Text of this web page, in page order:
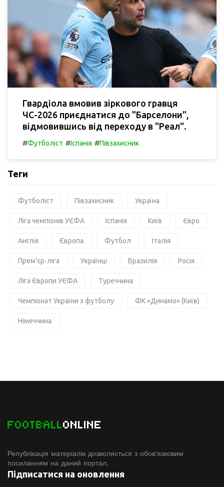
Гвардіола вмовив зіркового гравця
ЧС-2026 приєднатися до "Барселони",
відмовившись від переходу в "Реал".
#Футболіст #Іспанія #Півзахисник
Теги
Футболіст Півзахисник Україна
Ліга чемпіонів УЄФА Іспанія Київ Євро
Англія Європа Футбол Італія
Прем'єр-ліга Українці Бразилія Росія
Ліга Європи УЄФА Туреччина
Чемпіонат України з футболу ФК «Динамо» (Київ)
Німеччина
FOOTBALLONLINE
Републікація матеріалів дозволяється з обов'язковим
посиланням на даний портал.
Підписатися на оновлення